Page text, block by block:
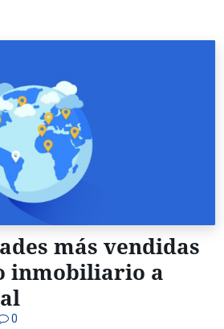
más vendidas
inmobiliario a
0